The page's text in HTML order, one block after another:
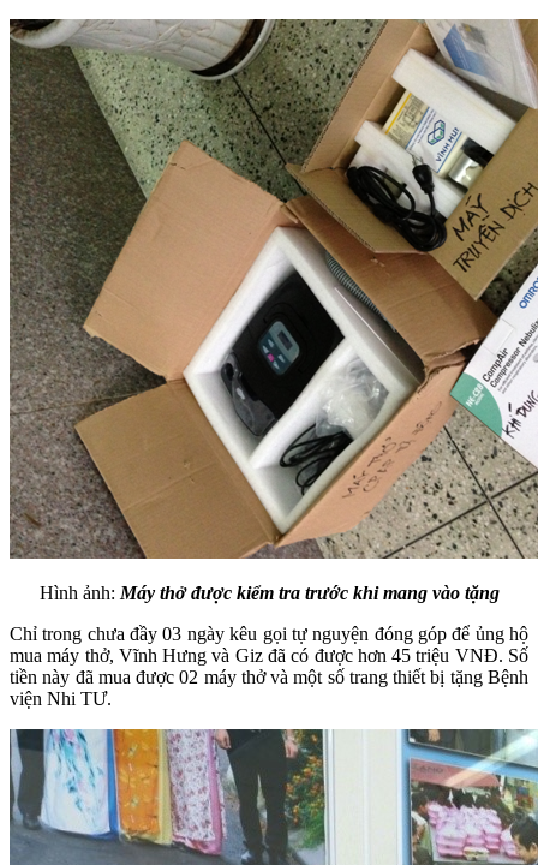
Hình ảnh: Máy thở được kiểm tra trước khi mang vào tặng
Chỉ trong chưa đầy 03 ngày kêu gọi tự nguyện đóng góp để ủng hộ
mua máy thở, Vĩnh Hưng và Giz đã có được hơn 45 triệu VNĐ. Số
tiền này đã mua được 02 máy thở và một số trang thiết bị tặng Bệnh
viện Nhi TƯ.